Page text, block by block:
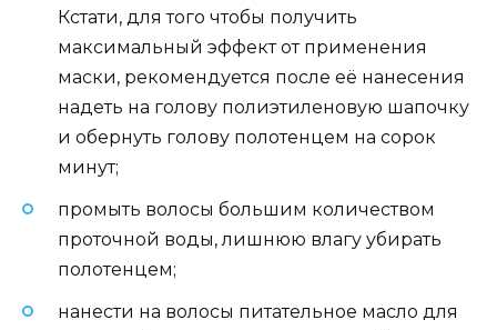
Кстати, для того чтобы получить
максимальный эффект от применения
маски, рекомендуется после её нанесения
надеть на голову полиэтиленовую шапочку
и обернуть голову полотенцем на сорок
минут;
промыть волосы большим количеством
проточной воды, лишнюю влагу убирать
полотенцем;
нанести на волосы питательное масло для